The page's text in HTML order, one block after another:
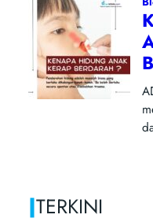
|TERKINI